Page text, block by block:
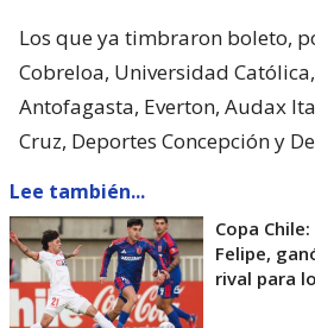
Los que ya timbraron boleto,
Cobreloa, Universidad
Antofagasta, Everton, Audax
Cruz, Deportes Concepción y
Lee también...
Copa
Felipe,
rival para